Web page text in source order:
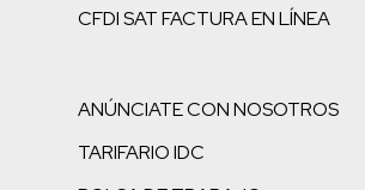
CFDI SAT FACTURA EN LÍNEA
ANÚNCIATE CON NOSOTROS
TARIFARIO IDC